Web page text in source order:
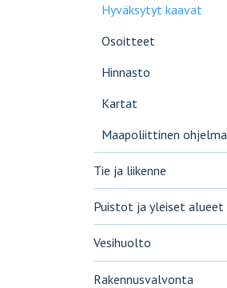
Hyväksytyt kaavat
Osoitteet
Hinnasto
Kartat
Maapoliittinen ohjelma
Tie ja liikenne
Puistot ja yleiset alueet
Vesihuolto
Rakennusvalvonta